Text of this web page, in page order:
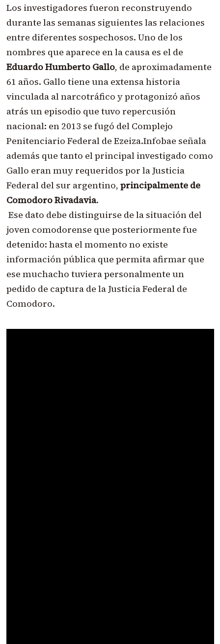
Los investigadores fueron reconstruyendo
durante las semanas siguientes las relaciones
entre diferentes sospechosos. Uno de los
nombres que aparece en la causa es el de
Eduardo Humberto Gallo, de aproximadamente
61 años. Gallo tiene una extensa historia
vinculada al narcotráfico y protagonizó años
atrás un episodio que tuvo repercusión
nacional: en 2013 se fugó del Complejo
Penitenciario Federal de Ezeiza.Infobae señala
además que tanto el principal investigado como
Gallo eran muy requeridos por la Justicia
Federal del sur argentino, principalmente de
Comodoro Rivadavia.
Ese dato debe distinguirse de la situación del
joven comodorense que posteriormente fue
detenido: hasta el momento no existe
información pública que permita afirmar que
ese muchacho tuviera personalmente un
pedido de captura de la Justicia Federal de
Comodoro.